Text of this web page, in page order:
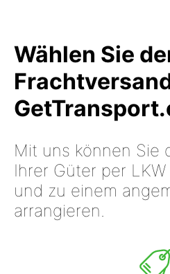
Wählen Sie
Mit uns können Sie
Ihrer Güter per
und zu einem
arrangieren.